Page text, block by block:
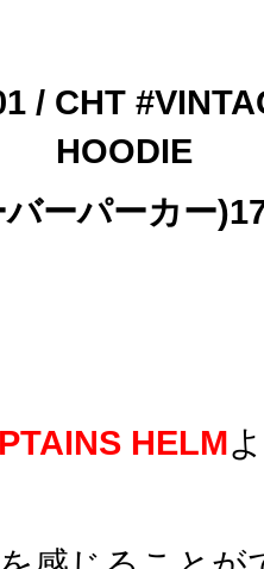
/ CHT
HOODIE
ーパーカー
HELM